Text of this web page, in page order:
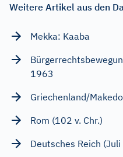
Weitere Artikel aus den
Mekka: Kaaba
1963
Griechenland/
Rom (102 v. Chr.)
Deutsches Reich